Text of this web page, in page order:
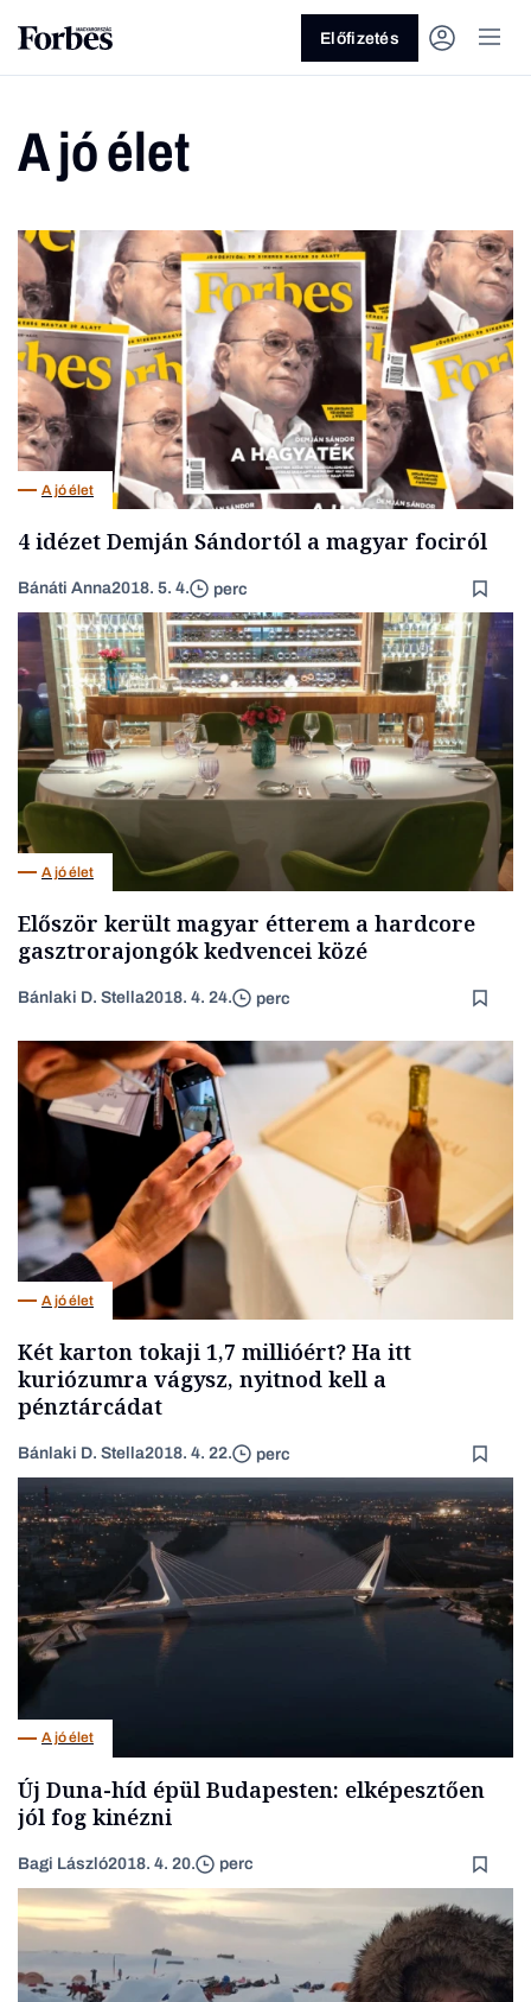
Vagy fedezze fel a következő
témákat
Üzlet Pénz Zöld Legyél jobb!
Előfizetés
A jó élet
A jó élet
4 idézet Demján Sándortól a magyar fociról
Bánáti Anna2018. 5. 4. perc
A jó élet
Először került magyar étterem a hardcore
gasztrorajongók kedvencei közé
Bánlaki D. Stella2018. 4. 24. perc
A jó élet
Két karton tokaji 1,7 millióért? Ha itt
kuriózumra vágysz, nyitnod kell a
pénztárcádat
Bánlaki D. Stella2018. 4. 22. perc
A jó élet
Új Duna-híd épül Budapesten: elképesztően
jól fog kinézni
Bagi László2018. 4. 20. perc